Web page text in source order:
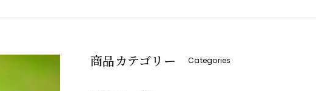
商品カテゴリー Categories